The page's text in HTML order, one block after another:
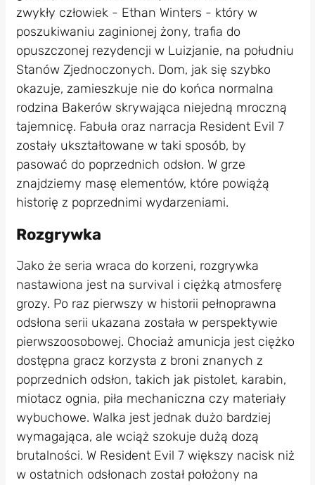
zwykły człowiek - Ethan Winters - który w
poszukiwaniu zaginionej żony, trafia do
opuszczonej rezydencji w Luizjanie, na południu
Stanów Zjednoczonych. Dom, jak się szybko
okazuje, zamieszkuje nie do końca normalna
rodzina Bakerów skrywająca niejedną mroczną
tajemnicę. Fabuła oraz narracja Resident Evil 7
zostały ukształtowane w taki sposób, by
pasować do poprzednich odsłon. W grze
znajdziemy masę elementów, które powiążą
historię z poprzednimi wydarzeniami.
Rozgrywka
Jako że seria wraca do korzeni, rozgrywka
nastawiona jest na survival i ciężką atmosferę
grozy. Po raz pierwszy w historii pełnoprawna
odsłona serii ukazana została w perspektywie
pierwszoosobowej. Chociaż amunicja jest ciężko
dostępna gracz korzysta z broni znanych z
poprzednich odsłon, takich jak pistolet, karabin,
miotacz ognia, piła mechaniczna czy materiały
wybuchowe. Walka jest jednak dużo bardziej
wymagająca, ale wciąż szokuje dużą dozą
brutalności. W Resident Evil 7 większy nacisk niż
w ostatnich odsłonach został położony na